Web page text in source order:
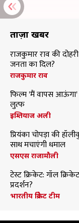
ताज़ा खबरें
राजकुमार राव की
जनता का दिल?
राजकुमार राव
फिल्म 'मैं वापस आऊंगा'
लुत्फ
इम्तियाज अली
प्रियंका चोपड़ा की
साथ मचाएंगी धमाल
एसएस राजामौली
टेस्ट क्रिकेट: गॉल
प्रदर्शन?
भारतीय क्रिकेट टीम